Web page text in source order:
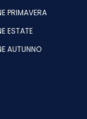
PRIMAVERA
ESTATE
AUTUNNO